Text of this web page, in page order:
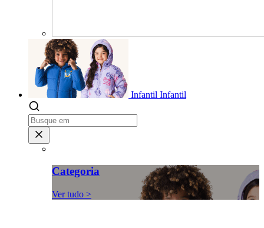
Infantil Infantil
Categoria
Ver tudo >